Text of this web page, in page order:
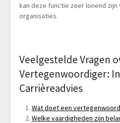
kan deze functie zeer lonend
organisaties.
Veelgestelde Vragen
Vertegenwoordiger:
Carrièreadvies
Wat doet een
Welke vaardigheden zijn